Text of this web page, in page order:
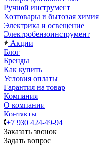
Ручной инструмент
Хозтовары и бытовая химия
Электрика и освещение
Электробензоинструмент
Акции
Блог
Бренды
Как купить
Условия оплаты
Гарантия на товар
Компания
О компании
Контакты
+7 930 424-49-94
Заказать звонок
Задать вопрос